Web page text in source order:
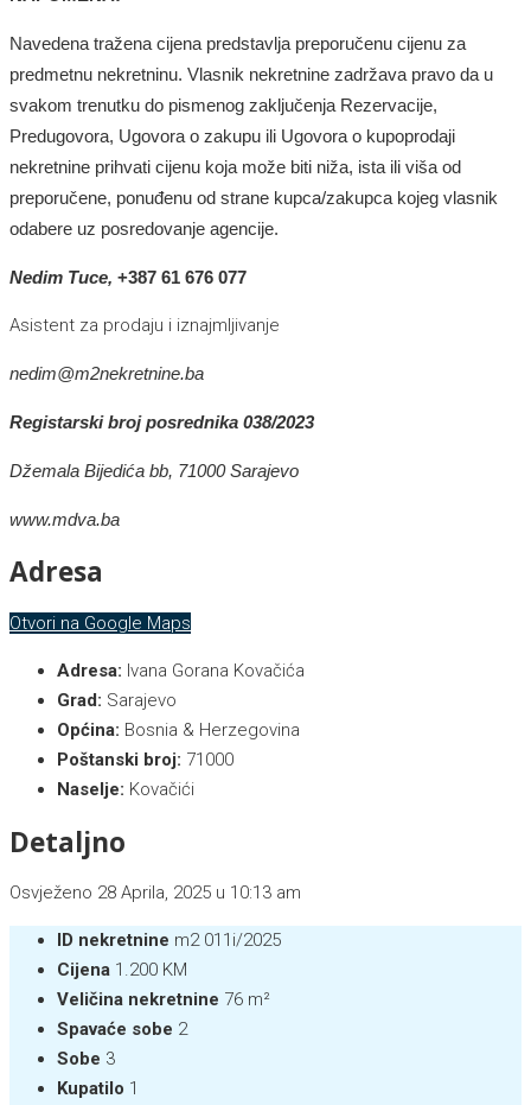
Navedena tražena cijena predstavlja preporučenu cijenu za
predmetnu nekretninu. Vlasnik nekretnine zadržava pravo da u
svakom trenutku do pismenog zaključenja Rezervacije,
Predugovora, Ugovora o zakupu ili Ugovora o kupoprodaji
nekretnine prihvati cijenu koja može biti niža, ista ili viša od
preporučene, ponuđenu od strane kupca/zakupca kojeg vlasnik
odabere uz posredovanje agencije.
Nedim Tuce, +387 61 676 077
Asistent za prodaju i iznajmljivanje
nedim@m2nekretnine.ba
Registarski broj posrednika 038/2023
Džemala Bijedića bb, 71000 Sarajevo
www.mdva.ba
Adresa
Otvori na Google Maps
Adresa: Ivana Gorana Kovačića
Grad: Sarajevo
Općina: Bosnia & Herzegovina
Poštanski broj: 71000
Naselje: Kovačići
Detaljno
Osvježeno 28 Aprila, 2025 u 10:13 am
ID nekretnine m2 011i/2025
Cijena 1.200 KM
Veličina nekretnine 76 m²
Spavaće sobe 2
Sobe 3
Kupatilo 1